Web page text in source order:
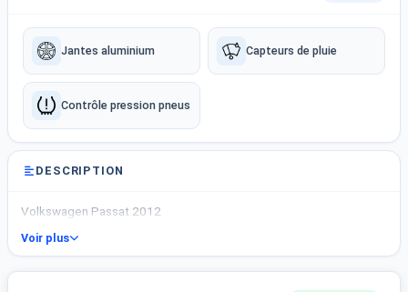
Jantes aluminium Capteurs de pluie
Contrôle pression pneus
DESCRIPTION
Volkswagen Passat 2012
Voir plus